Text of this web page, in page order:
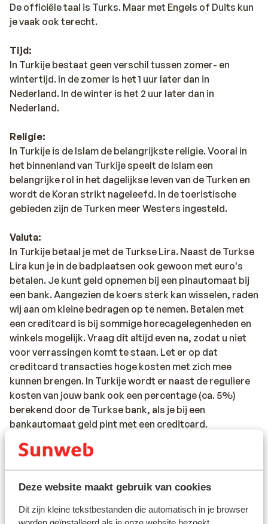
Deze website maakt gebruik van cookies
Dit zijn kleine tekstbestanden die automatisch in je browser
De officiële taal is Turks. Maar met Engels of Duits kun
je vaak ook terecht.
Tijd:
In Turkije bestaat geen verschil tussen zomer- en
wintertijd. In de zomer is het 1 uur later dan in
Nederland. In de winter is het 2 uur later dan in
Nederland.
Religie:
In Turkije is de Islam de belangrijkste religie. Vooral in
het binnenland van Turkije speelt de Islam een
belangrijke rol in het dagelijkse leven van de Turken en
wordt de Koran strikt nageleefd. In de toeristische
gebieden zijn de Turken meer Westers ingesteld.
Valuta:
In Turkije betaal je met de Turkse Lira. Naast de Turkse
Lira kun je in de badplaatsen ook gewoon met euro's
betalen. Je kunt geld opnemen bij een pinautomaat bij
een bank. Aangezien de koers sterk kan wisselen, raden
wij aan om kleine bedragen op te nemen. Betalen met
een creditcard is bij sommige horecagelegenheden en
winkels mogelijk. Vraag dit altijd even na, zodat u niet
voor verrassingen komt te staan. Let er op dat
creditcard transacties hoge kosten met zich mee
kunnen brengen. In Turkije wordt er naast de reguliere
kosten van jouw bank ook een percentage (ca. 5%)
berekend door de Turkse bank, als je bij een
bankautomaat geld pint met een creditcard.
Voltage:
Het voltage is net als in Nederland 220 volt. Je hebt
geen verloopstekker nodig.
Reisdocumenten: